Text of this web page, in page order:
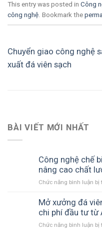
This entry was posted in Công
công nghệ. Bookmark the
Chuyển giao công nghệ
xuất đá viên sạch
BÀI VIẾT MỚI NHẤT
Công nghệ chế
nâng cao chất
Chức năng bình luận bị
Mở xưởng đá
chi phí đầu tư từ
Chức năng bình luận bị